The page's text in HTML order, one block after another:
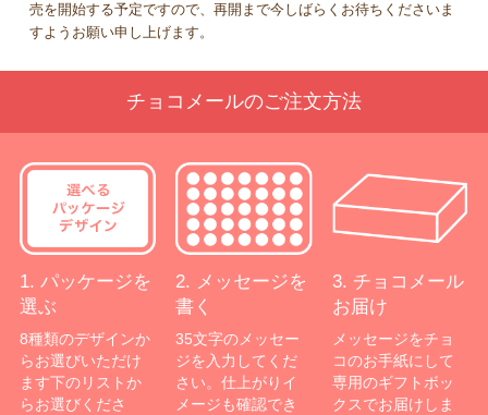
売を開始する予定ですので、再開まで今しばらくお待ちくださいま
すようお願い申し上げます。
チョコメールのご注文方法
1. パッケージを
選ぶ
8種類のデザインか
らお選びいただけ
ます下のリストか
らお選びくださ
2. メッセージを
書く
35文字のメッセー
ジを入力してくだ
さい。仕上がりイ
メージも確認でき
3. チョコメール
お届け
メッセージをチョ
コのお手紙にして
専用のギフトボッ
クスでお届けしま